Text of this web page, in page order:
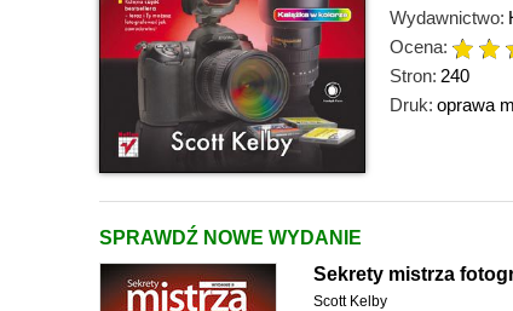
Wydawnictwo:
Ocena:
Stron: 240
Druk: oprawa
SPRAWDŹ NOWE WYDANIE
Sekrety mistrza
Scott Kelby